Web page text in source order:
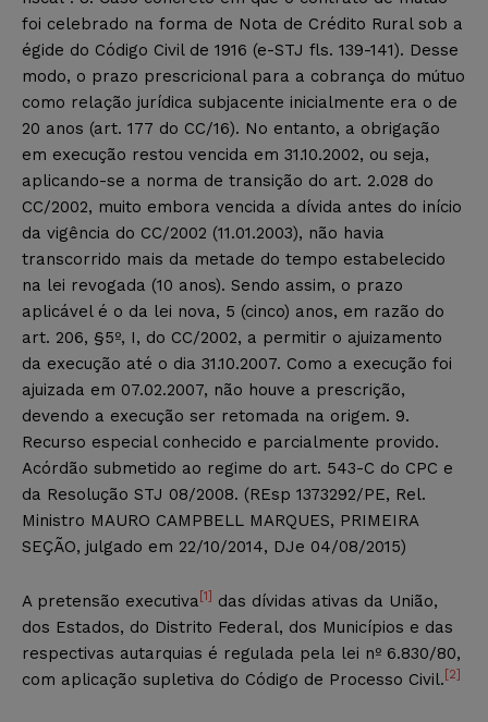
foi celebrado na forma de Nota de Crédito Rural sob a
égide do Código Civil de 1916 (e-STJ fls. 139-141). Desse
modo, o prazo prescricional para a cobrança do mútuo
como relação jurídica subjacente inicialmente era o de
20 anos (art. 177 do CC/16). No entanto, a obrigação
em execução restou vencida em 31.10.2002, ou seja,
aplicando-se a norma de transição do art. 2.028 do
CC/2002, muito embora vencida a dívida antes do início
da vigência do CC/2002 (11.01.2003), não havia
transcorrido mais da metade do tempo estabelecido
na lei revogada (10 anos). Sendo assim, o prazo
aplicável é o da lei nova, 5 (cinco) anos, em razão do
art. 206, §5º, I, do CC/2002, a permitir o ajuizamento
da execução até o dia 31.10.2007. Como a execução foi
ajuizada em 07.02.2007, não houve a prescrição,
devendo a execução ser retomada na origem. 9.
Recurso especial conhecido e parcialmente provido.
Acórdão submetido ao regime do art. 543-C do CPC e
da Resolução STJ 08/2008. (REsp 1373292/PE, Rel.
Ministro MAURO CAMPBELL MARQUES, PRIMEIRA
SEÇÃO, julgado em 22/10/2014, DJe 04/08/2015)
A pretensão executiva [1]
das dívidas ativas da União,
dos Estados, do Distrito Federal, dos Municípios e das
respectivas autarquias é regulada pela lei nº 6.830/80,
com aplicação supletiva do Código de Processo Civil. [2]